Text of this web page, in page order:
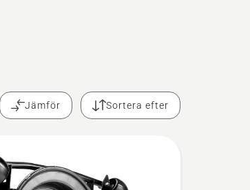
Jämför Sortera efter